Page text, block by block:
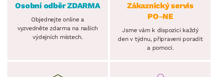
Osobní odběr ZDARMA
Objednejte online a
vyzvedněte zdarma na našich
výdejních místech.
Zákaznický servis
PO–NE
Jsme vám k dispozici každý
den v týdnu, připraveni poradit
a pomoci.